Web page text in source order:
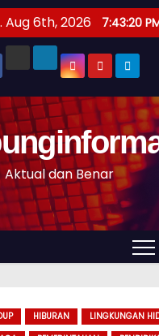
Aug 6th, 2026 7:43:22
Aktual dan Benar
HIBURAN
LINGKUNGAN